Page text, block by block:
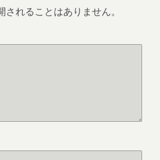
れることはありません。